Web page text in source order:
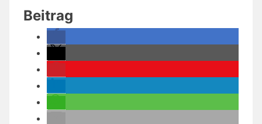
Beitrag